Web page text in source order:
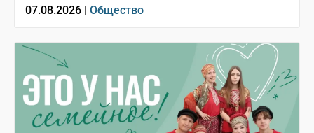
07.08.2026 | Общество